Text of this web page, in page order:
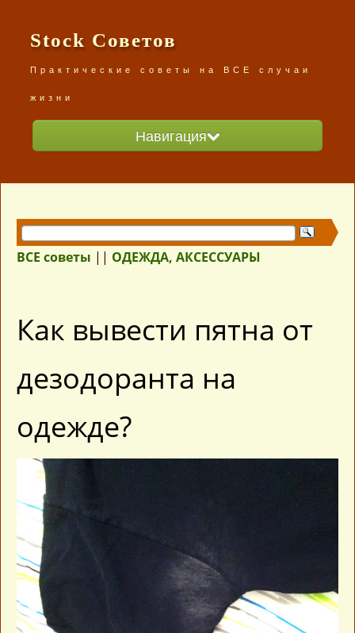
Stock Советов
Практические советы на ВСЕ случаи
жизни
Навигация
ВСЕ советы /карта сайта/
ВСЕ советы || ОДЕЖДА, АКСЕССУАРЫ
Как вывести пятна от
дезодоранта на
одежде?